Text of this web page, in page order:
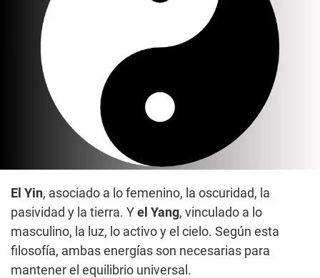
El Yin, asociado a lo femenino, la oscuridad, la
pasividad y la tierra. Y el Yang, vinculado a lo
masculino, la luz, lo activo y el cielo. Según esta
filosofía, ambas energías son necesarias para
mantener el equilibrio universal.